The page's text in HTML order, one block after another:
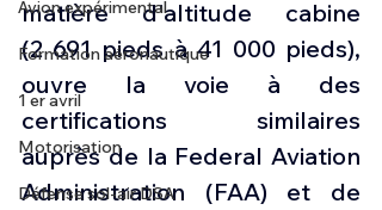
Avion expérimental
Formation aéronautique
1 er avril
Motorisation
Défense sol-air DSA
matière d'altitude cabine
(2 691 pieds à 41 000 pieds),
ouvre la voie à des
certifications similaires
auprès de la Federal Aviation
Administration (FAA) et de